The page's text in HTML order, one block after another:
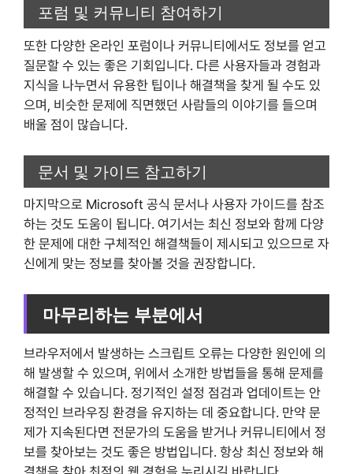
포럼 및 커뮤니티 참여하기
또한 다양한 온라인 포럼이나 커뮤니티에서도 정보를 얻고
질문할 수 있는 좋은 기회입니다. 다른 사용자들과 경험과
지식을 나누면서 유용한 팁이나 해결책을 찾게 될 수도 있
으며, 비슷한 문제에 직면했던 사람들의 이야기를 들으며
배울 점이 많습니다.
문서 및 가이드 참고하기
마지막으로 Microsoft 공식 문서나 사용자 가이드를 참조
하는 것도 도움이 됩니다. 여기서는 최신 정보와 함께 다양
한 문제에 대한 구체적인 해결책들이 제시되고 있으므로 자
신에게 맞는 정보를 찾아볼 것을 권장합니다.
마무리하는 부분에서
브라우저에서 발생하는 스크립트 오류는 다양한 원인에 의
해 발생할 수 있으며, 위에서 소개한 방법들을 통해 문제를
해결할 수 있습니다. 정기적인 설정 점검과 업데이트는 안
정적인 브라우징 환경을 유지하는 데 중요합니다. 만약 문
제가 지속된다면 전문가의 도움을 받거나 커뮤니티에서 정
보를 찾아보는 것도 좋은 방법입니다. 항상 최신 정보와 해